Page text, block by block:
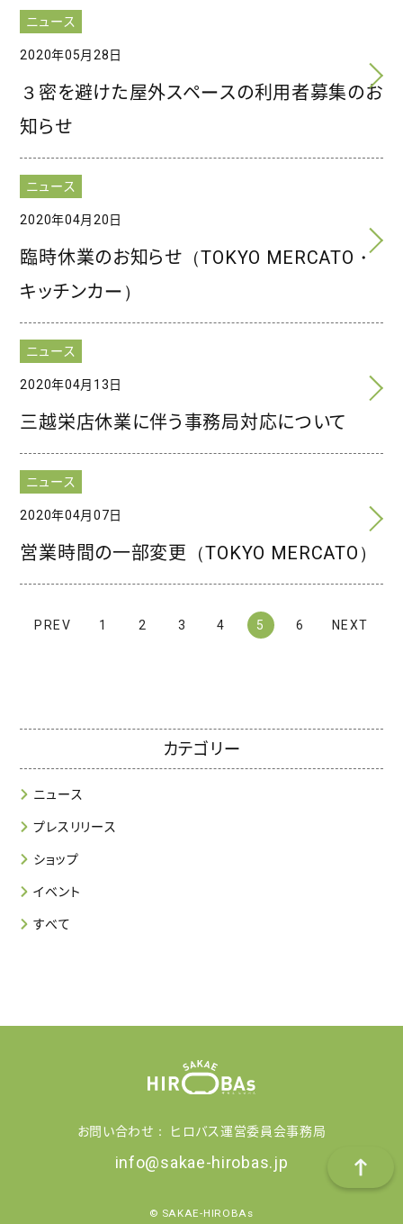
2020年05月28日
ニュース
３密を避けた屋外スペースの利用者募集のお
知らせ
2020年04月20日
ニュース
臨時休業のお知らせ（TOKYO MERCATO・
キッチンカー）
2020年04月13日
ニュース
三越栄店休業に伴う事務局対応について
2020年04月07日
ニュース
営業時間の一部変更（TOKYO MERCATO）
PREV 1 2 3 4 5 6 NEXT
カテゴリー
ニュース
プレスリリース
ショップ
イベント
すべて
お問い合わせ： ヒロバス運営委員会事務局
info@sakae-hirobas.jp
© SAKAE-HIROBAs